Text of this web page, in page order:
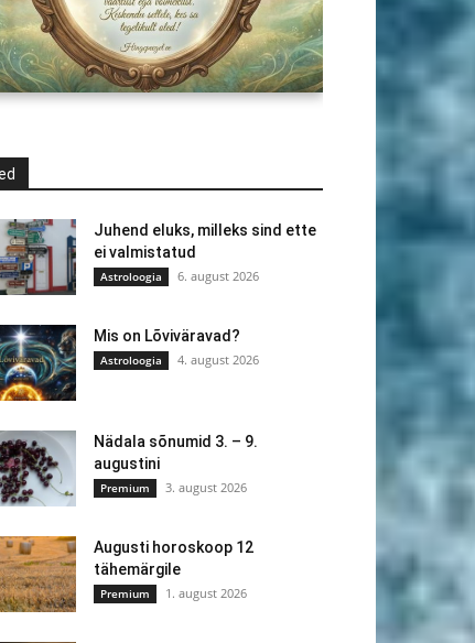
Juhend eluks, milleks sind ette
ei valmistatud
Astroloogia 6. august 2026
Mis on Lõviväravad?
Astroloogia 4. august 2026
Nädala sõnumid 3. – 9.
augustini
Premium 3. august 2026
Augusti horoskoop 12
tähemärgile
Premium 1. august 2026